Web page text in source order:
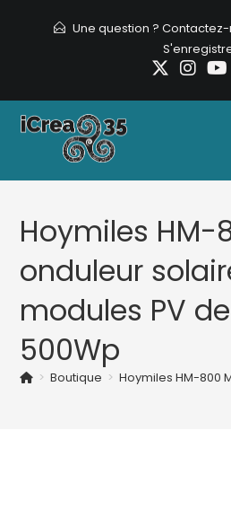
Une question ?
Hoymiles HM-
onduleur
modules PV
500Wp
> Boutique > Hoymiles HM-800